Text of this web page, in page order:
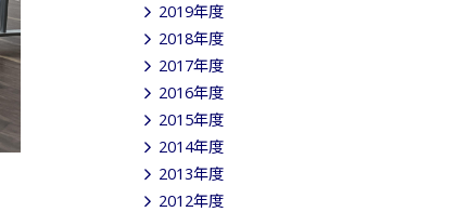
2019年度
2018年度
2017年度
2016年度
2015年度
2014年度
2013年度
2012年度